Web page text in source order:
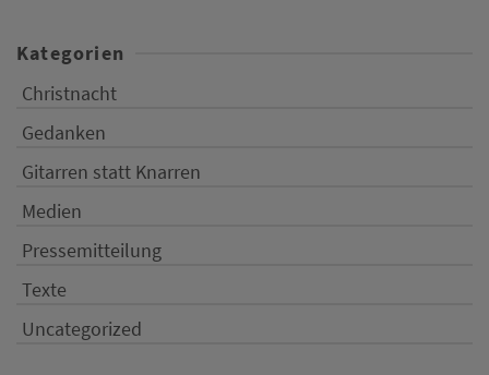
Kategorien
Christnacht
Gedanken
Gitarren statt Knarren
Medien
Pressemitteilung
Texte
Uncategorized